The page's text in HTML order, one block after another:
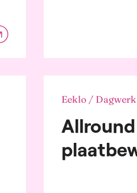
Eeklo / Dagwerk
Allround